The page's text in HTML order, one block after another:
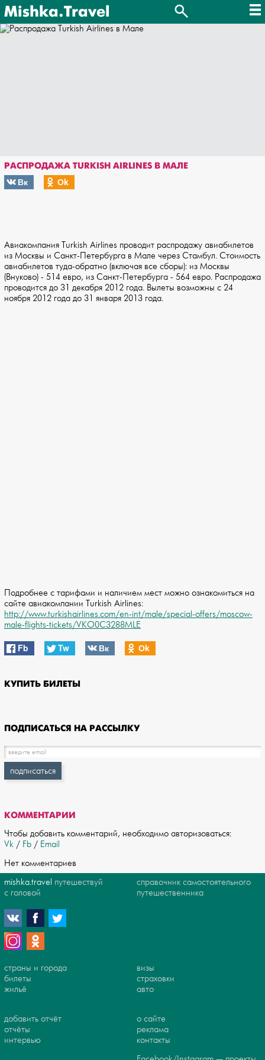
Mishka.Travel
РАСПРОДАЖА TURKISH AIRLINES В МАЛЕ
Вк
Оk
Авиакомпания Turkish Airlines проводит распродажу авиабилетов
из Москвы и Санкт-Петербурга в Мале через Стамбул. Стоимость
авиабилетов туда-обратно (включая все сборы): из Москвы
(Внуково) - 514 евро, из Санкт-Петербурга - 564 евро. Распродажа
проводится до 31 декабря 2012 года. Вылеты возможны с 24
ноября 2012 года до 31 января 2013 года.
Подробнее с тарифами и наличием мест можно ознакомиться на
сайте авиакомпании Turkish Airlines:
http://www.turkishairlines.com/en-int/male/special-offers/moscow-
male-flights-tickets/VKO0C3288MLE
Fb Tw Вк Оk
КУПИТЬ БИЛЕТЫ
ПОДПИСАТЬСЯ НА РАССЫЛКУ
КОММЕНТАРИИ
Чтобы добавить комментарий, необходимо авторизоваться:
Vk / Fb / Email
Нет комментариев
mishka.travel путешествуй
с головой
справочник самостоятельного
путешественника
страны и города
билеты
жильё
визы
страховки
авто
добавить отчёт
отчёты
интервью
о сайте
реклама
контакты